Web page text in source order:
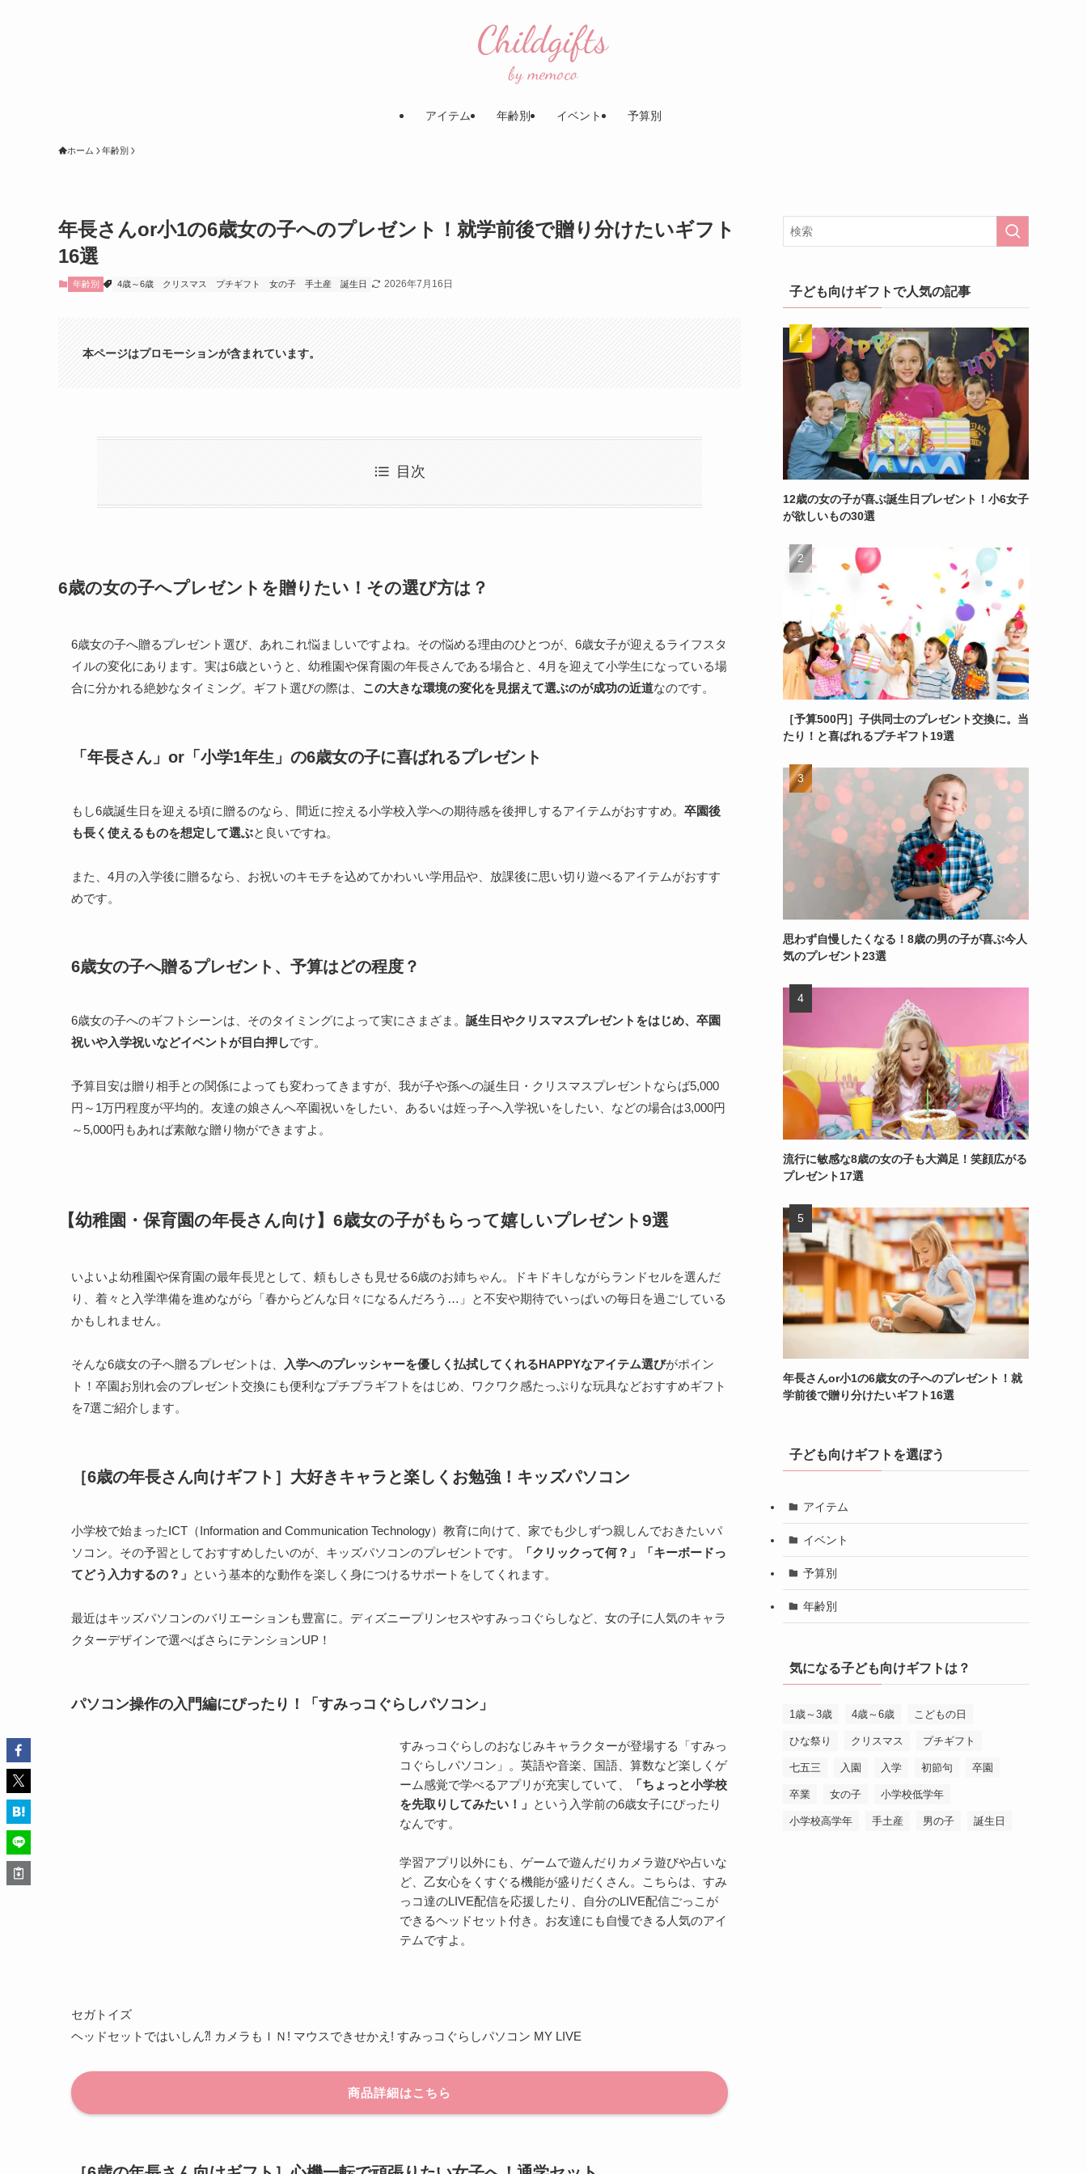
アイテム 年齢別 イベント 予算別
ホーム 年齢別
年長さんor小1の6歳女の子へのプレゼント！就学前後で贈り分けたいギフト
16選
年齢別 4歳～6歳 クリスマス プチギフト 女の子 手土産 誕生日 2026年7月16日
本ページはプロモーションが含まれています。
目次
6歳の女の子へプレゼントを贈りたい！その選び方は？
6歳女の子へ贈るプレゼント選び、あれこれ悩ましいですよね。その悩める理由のひとつが、6歳女子が迎えるライフスタ
イルの変化にあります。実は6歳というと、幼稚園や保育園の年長さんである場合と、4月を迎えて小学生になっている場
合に分かれる絶妙なタイミング。ギフト選びの際は、 この大きな環境の変化を見据えて選ぶのが成功の近道なのです。
「年長さん」or「小学1年生」の6歳女の子に喜ばれるプレゼント
もし6歳誕生日を迎える頃に贈るのなら、間近に控える小学校入学への期待感を後押しするアイテムがおすすめ。 卒園後
も長く使えるものを想定して選ぶと良いですね。
また、4月の入学後に贈るなら、お祝いのキモチを込めてかわいい学用品や、放課後に思い切り遊べるアイテムがおすす
めです。
6歳女の子へ贈るプレゼント、予算はどの程度？
6歳女の子へのギフトシーンは、そのタイミングによって実にさまざま。 誕生日やクリスマスプレゼントをはじめ、卒園
祝いや入学祝いなどイベントが目白押しです。
予算目安は贈り相手との関係によっても変わってきますが、我が子や孫への誕生日・クリスマスプレゼントならば5,000
円～1万円程度が平均的。友達の娘さんへ卒園祝いをしたい、あるいは姪っ子へ入学祝いをしたい、などの場合は3,000円
～5,000円もあれば素敵な贈り物ができますよ。
【幼稚園・保育園の年長さん向け】6歳女の子がもらって嬉しいプレゼント9選
いよいよ幼稚園や保育園の最年長児として、頼もしさも見せる6歳のお姉ちゃん。ドキドキしながらランドセルを選んだ
り、着々と入学準備を進めながら「春からどんな日々になるんだろう…」と不安や期待でいっぱいの毎日を過ごしている
かもしれません。
そんな6歳女の子へ贈るプレゼントは、 入学へのプレッシャーを優しく払拭してくれるHAPPYなアイテム選びがポイン
ト！卒園お別れ会のプレゼント交換にも便利なプチプラギフトをはじめ、ワクワク感たっぷりな玩具などおすすめギフト
を7選ご紹介します。
［6歳の年長さん向けギフト］大好きキャラと楽しくお勉強！キッズパソコン
小学校で始まったICT（Information and Communication Technology）教育に向けて、家でも少しずつ親しんでおきたいパ
ソコン。その予習としておすすめしたいのが、キッズパソコンのプレゼントです。
「クリックって何？」「キーボードっ
てどう入力するの？」 という基本的な動作を楽しく身につけるサポートをしてくれます。
最近はキッズパソコンのバリエーションも豊富に。ディズニープリンセスやすみっコぐらしなど、女の子に人気のキャラ
クターデザインで選べばさらにテンションUP！
パソコン操作の入門編にぴったり！「すみっコぐらしパソコン」
すみっコぐらしのおなじみキャラクターが登場する「すみっ
コぐらしパソコン」。英語や音楽、国語、算数など楽しくゲ
ーム感覚で学べるアプリが充実していて、
「ちょっと小学校
を先取りしてみたい！」 という入学前の6歳女子にぴったり
なんです。
学習アプリ以外にも、ゲームで遊んだりカメラ遊びや占いな
ど、乙女心をくすぐる機能が盛りだくさん。こちらは、すみ
っコ達のLIVE配信を応援したり、自分のLIVE配信ごっこが
できるヘッドセット付き。お友達にも自慢できる人気のアイ
テムですよ。
セガトイズ
ヘッドセットではいしん⁈ カメラもＩＮ! マウスできせかえ! すみっコぐらしパソコン MY LIVE
商品詳細はこちら
子ども向けギフトで人気の記事
12歳の女の子が喜ぶ誕生日プレゼント！小6女子
が欲しいもの30選
［予算500円］子供同士のプレゼント交換に。当
たり！と喜ばれるプチギフト19選
思わず自慢したくなる！8歳の男の子が喜ぶ今人
気のプレゼント23選
流行に敏感な8歳の女の子も大満足！笑顔広がる
プレゼント17選
年長さんor小1の6歳女の子へのプレゼント！就
学前後で贈り分けたいギフト16選
子ども向けギフトを選ぼう
アイテム
イベント
予算別
年齢別
気になる子ども向けギフトは？
1歳～3歳 4歳～6歳 こどもの日
ひな祭り クリスマス プチギフト
七五三 入園 入学 初節句 卒園
卒業 女の子 小学校低学年
小学校高学年 手土産 男の子 誕生日